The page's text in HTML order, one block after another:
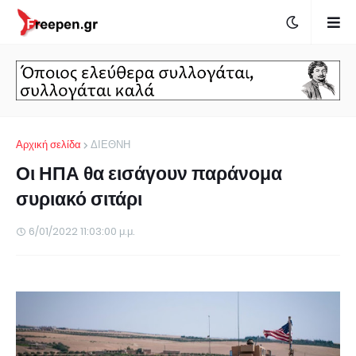
Αρχική σελίδα ΔΙΕΘΝΗ
Οι ΗΠΑ θα εισάγουν παράνομα
συριακό σιτάρι
6/01/2022 11:03:00 μ.μ.